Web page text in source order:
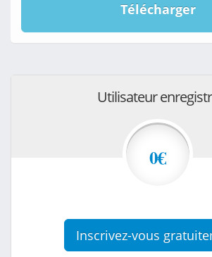
Télécharger
Utilisateur
0€
Inscrivez-vous